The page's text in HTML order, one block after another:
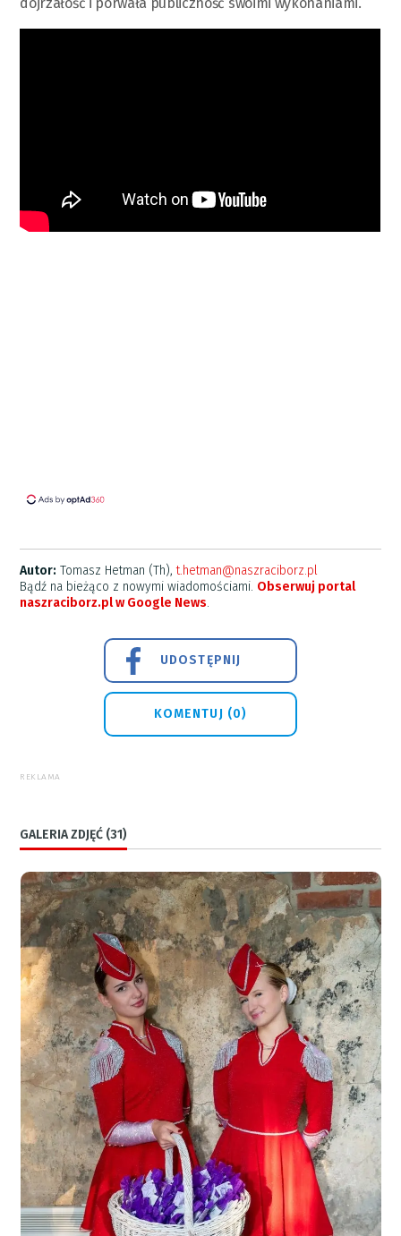
dojrzałość i porwała publiczność swoimi wykonaniami.
Autor: Tomasz Hetman (Th),t.hetman@naszraciborz.pl
Bądź na bieżąco z nowymi wiadomościami. Obserwuj portal
naszraciborz.pl w Google News.
UDOSTĘPNIJ
KOMENTUJ (0)
REKLAMA
GALERIA ZDJĘĆ (31)